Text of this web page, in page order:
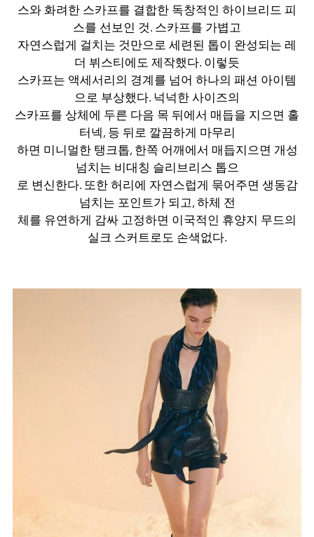
스와 화려한 스카프를 결합한 독창적인 하이브리드 피
스를 선보인 것. 스카프를 가볍고
자연스럽게 걸치는 것만으로 세련된 톱이 완성되는 레
더 뷔스티에도 제작했다. 이렇듯
스카프는 액세서리의 경계를 넘어 하나의 패션 아이템
으로 부상했다. 넉넉한 사이즈의
스카프를 상체에 두른 다음 목 뒤에서 매듭을 지으면 홀
터넥, 등 뒤로 깔끔하게 마무리
하면 미니멀한 탱크톱, 한쪽 어깨에서 매듭지으면 개성
넘치는 비대칭 슬리브리스 톱으
로 변신한다. 또한 허리에 자연스럽게 묶어주면 생동감
넘치는 포인트가 되고, 하체 전
체를 유연하게 감싸 고정하면 이국적인 휴양지 무드의
실크 스커트로도 손색없다.